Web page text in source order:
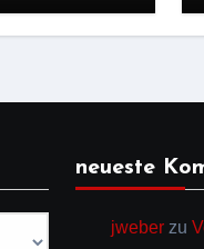
neueste
jweberzu